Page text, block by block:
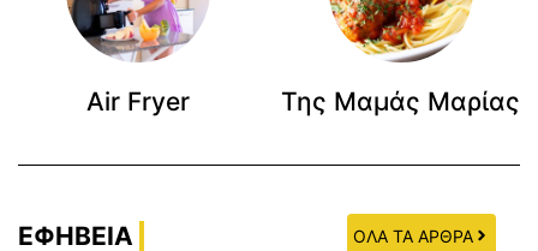
Air Fryer Της Μαμάς Μαρίας
ΕΦΗΒΕΙΑ ΟΛΑ ΤΑ ΑΡΘΡΑ